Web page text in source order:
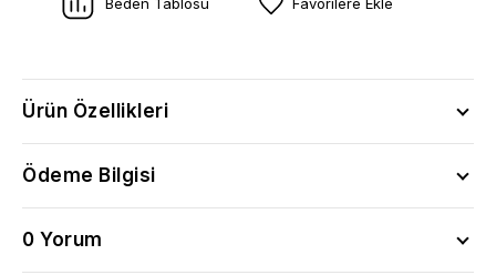
Beden Tablosu Favorilere Ekle
Ürün Özellikleri
Ödeme Bilgisi
0 Yorum